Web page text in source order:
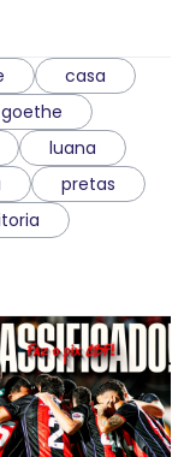
casa
goethe
luana
pretas